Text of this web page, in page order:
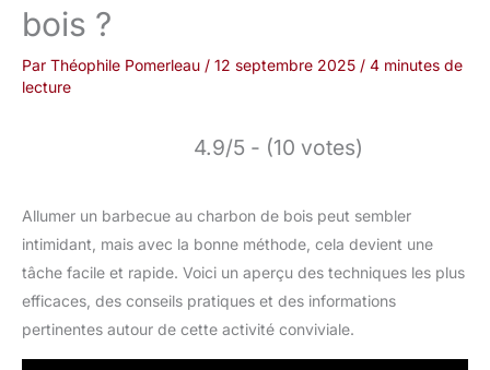
bois ?
Par Théophile Pomerleau / 12 septembre 2025 / 4 minutes de
lecture
4.9/5 - (10 votes)
Allumer un barbecue au charbon de bois peut sembler
intimidant, mais avec la bonne méthode, cela devient une
tâche facile et rapide. Voici un aperçu des techniques les plus
efficaces, des conseils pratiques et des informations
pertinentes autour de cette activité conviviale.